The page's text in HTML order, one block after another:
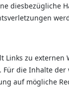
diesbezügliche
Links zu
Für die Inhalte
auf mögliche